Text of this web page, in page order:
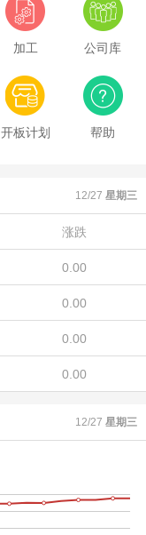
加工 公司库
开板计划 帮助
12/27 星期三
涨跌
0.00
0.00
0.00
0.00
0.00
0.00
0.00
12/27 星期三